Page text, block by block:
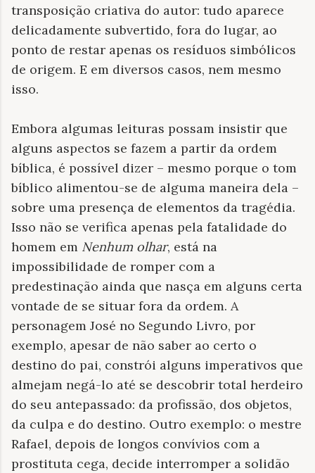
transposição criativa do autor: tudo aparece
delicadamente subvertido, fora do lugar, ao
ponto de restar apenas os resíduos simbólicos
de origem. E em diversos casos, nem mesmo
isso.
Embora algumas leituras possam insistir que
alguns aspectos se fazem a partir da ordem
bíblica, é possível dizer – mesmo porque o tom
bíblico alimentou-se de alguma maneira dela –
sobre uma presença de elementos da tragédia.
Isso não se verifica apenas pela fatalidade do
homem em Nenhum olhar, está na
impossibilidade de romper com a
predestinação ainda que nasça em alguns certa
vontade de se situar fora da ordem. A
personagem José no Segundo Livro, por
exemplo, apesar de não saber ao certo o
destino do pai, constrói alguns imperativos que
almejam negá-lo até se descobrir total herdeiro
do seu antepassado: da profissão, dos objetos,
da culpa e do destino. Outro exemplo: o mestre
Rafael, depois de longos convívios com a
prostituta cega, decide interromper a solidão